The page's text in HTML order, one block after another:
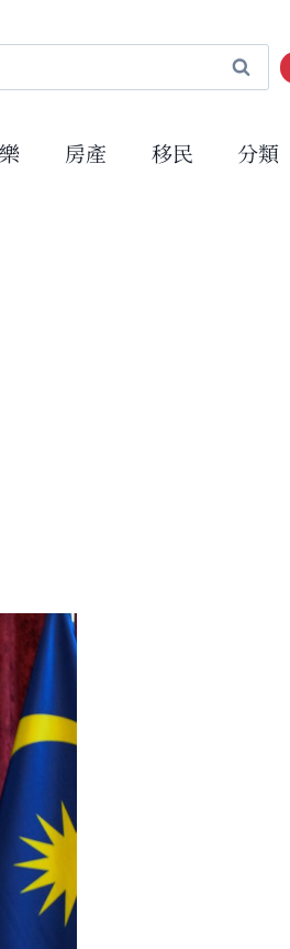
房產 移民 分類